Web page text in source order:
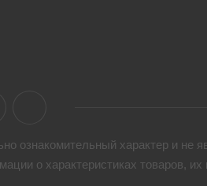
ознакомительный характер и не
о характеристиках товaров,